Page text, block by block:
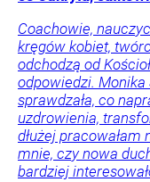
Coachowie,
kręgów kobiet,
odchodzą od
odpowiedzi. Monika
sprawdzała, co
uzdrowienia,
dłużej pracowałam
mnie, czy nowa
bardziej